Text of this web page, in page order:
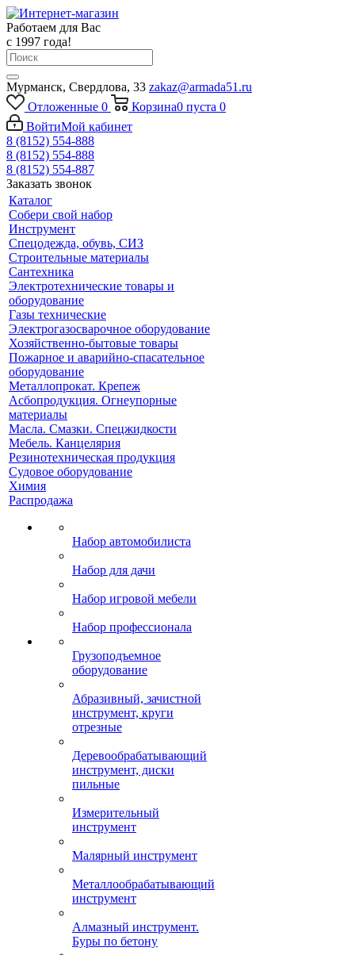
Работаем для Вас
с 1997 года!
Мурманск, Свердлова, 33 zakaz@armada51.ru
Отложенные 0 Корзина0 пуста 0
ВойтиМой кабинет
8 (8152) 554-888
8 (8152) 554-888
8 (8152) 554-887
Заказать звонок
Каталог
Собери свой набор
Инструмент
Спецодежда, обувь, СИЗ
Строительные материалы
Сантехника
Электротехнические товары и
оборудование
Газы технические
Электрогазосварочное оборудование
Хозяйственно-бытовые товары
Пожарное и аварийно-спасательное
оборудование
Металлопрокат. Крепеж
Асбопродукция. Огнеупорные
материалы
Масла. Смазки. Спецжидкости
Мебель. Канцелярия
Резинотехническая продукция
Судовое оборудование
Химия
Распродажа
Набор автомобилиста
Набор для дачи
Набор игровой мебели
Набор профессионала
Грузоподъемное
оборудование
Абразивный, зачистной
инструмент, круги
отрезные
Деревообрабатывающий
инструмент, диски
пильные
Измерительный
инструмент
Малярный инструмент
Металлообрабатывающий
инструмент
Алмазный инструмент.
Буры по бетону